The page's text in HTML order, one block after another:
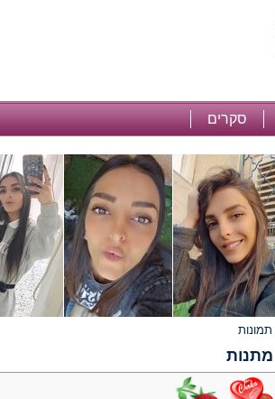
סקרים
מתנות